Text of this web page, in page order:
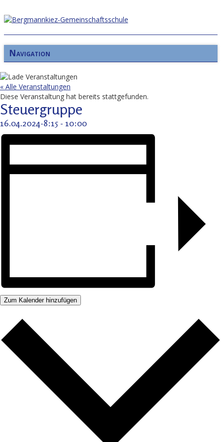
Navigation
« Alle Veranstaltungen
Diese Veranstaltung hat bereits stattgefunden.
Steuergruppe
16.04.2024-8:15 - 10:00
Zum Kalender hinzufügen